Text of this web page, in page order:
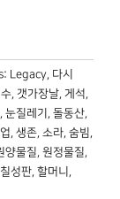
Legacy, 다시
, 갯가장날, 게석,
, 눈질레기 , 돌동산,
, 생존, 소라, 숨빔,
양물질, 원정물질,
칠성판, 할머니 ,